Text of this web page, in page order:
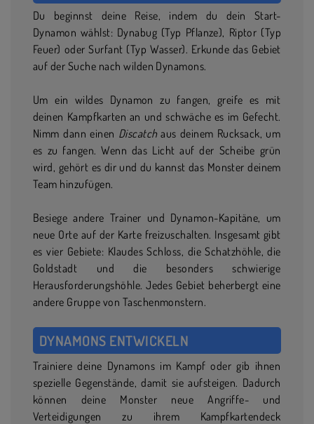
Du beginnst deine Reise, indem du dein Start-
Dynamon wählst: Dynabug (Typ Pflanze), Riptor (Typ
Feuer) oder Surfant (Typ Wasser). Erkunde das Gebiet
auf der Suche nach wilden Dynamons.
Um ein wildes Dynamon zu fangen, greife es mit
deinen Kampfkarten an und schwäche es im Gefecht.
Nimm dann einen Discatchaus deinem Rucksack, um
es zu fangen. Wenn das Licht auf der Scheibe grün
wird, gehört es dir und du kannst das Monster deinem
Team hinzufügen.
Besiege andere Trainer und Dynamon-Kapitäne, um
neue Orte auf der Karte freizuschalten. Insgesamt gibt
es vier Gebiete: Klaudes Schloss, die Schatzhöhle, die
Goldstadt und die besonders schwierige
Herausforderungshöhle. Jedes Gebiet beherbergt eine
andere Gruppe von Taschenmonstern.
DYNAMONS ENTWICKELN
Trainiere deine Dynamons im Kampf oder gib ihnen
spezielle Gegenstände, damit sie aufsteigen. Dadurch
können deine Monster neue Angriffe- und
Verteidigungen zu ihrem Kampfkartendeck